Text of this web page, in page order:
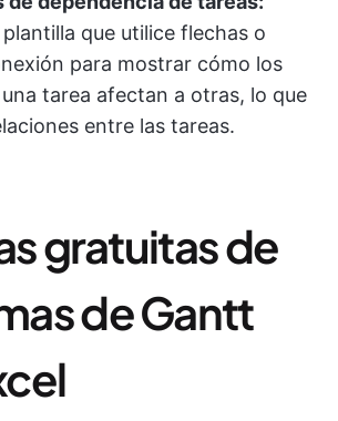
que utilice flechas o
para mostrar cómo los
tarea afectan a otras, lo que
entre las tareas.
gratuitas de
de Gantt